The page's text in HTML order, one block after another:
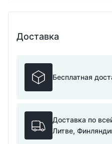
Доставка
Бесплатная
Доставка по
Литве,